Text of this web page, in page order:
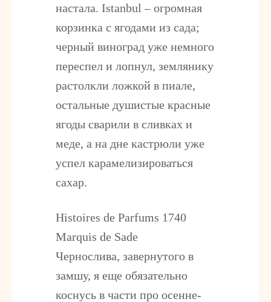
настала. Istanbul – огромная
корзинка с ягодами из сада;
черный виноград уже немного
переспел и лопнул, землянику
растолкли ложкой в пиале,
остальные душистые красные
ягоды сварили в сливках и
меде, а на дне кастрюли уже
успел карамелизироваться
сахар.
Histoires de Parfums 1740
Marquis de Sade
Чернослива, завернутого в
замшу, я еще обязательно
коснусь в части про осенне-